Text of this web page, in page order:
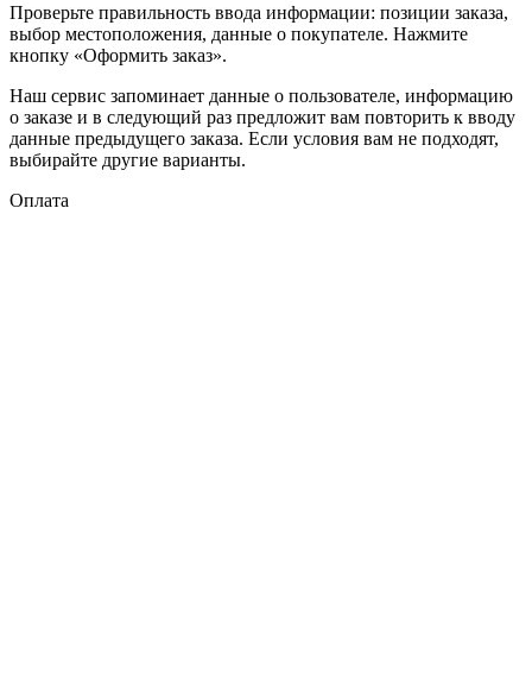
Проверьте правильность ввода информации: позиции заказа,
выбор местоположения, данные о покупателе. Нажмите
кнопку «Оформить заказ».
Наш сервис запоминает данные о пользователе, информацию
о заказе и в следующий раз предложит вам повторить к вводу
данные предыдущего заказа. Если условия вам не подходят,
выбирайте другие варианты.
Оплата